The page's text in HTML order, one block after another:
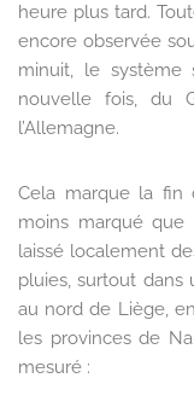
heure plus tard.
encore observée
minuit, le
nouvelle fois, du
l’Allemagne.
Cela marque la fin
moins marqué que
laissé localement
pluies, surtout
au nord de Liège,
les provinces de
mesuré :